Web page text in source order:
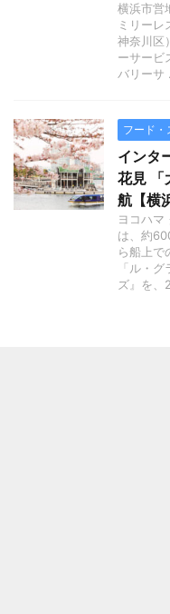
横浜市営
ミリー
神奈川区
ーサービ
バリーサ
フード・
インタ
花見 「
航【横
ヨコハマ
は、約
ら船上で
「ル・
ズ』を、